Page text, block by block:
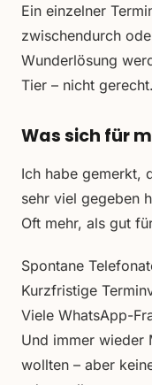
Ein einzelner
zwischendurch
Wunderlösung
Tier – nicht gerecht.
Was sich für
Ich habe gemerkt,
sehr viel gegeben
Oft mehr, als gut
Spontane
Kurzfristige
Viele WhatsApp-
Und immer wieder
wollten – aber